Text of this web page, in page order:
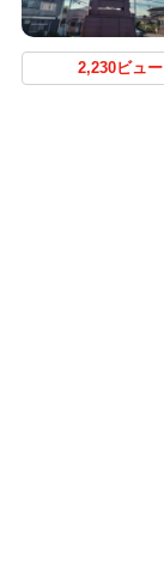
2,230ビュー